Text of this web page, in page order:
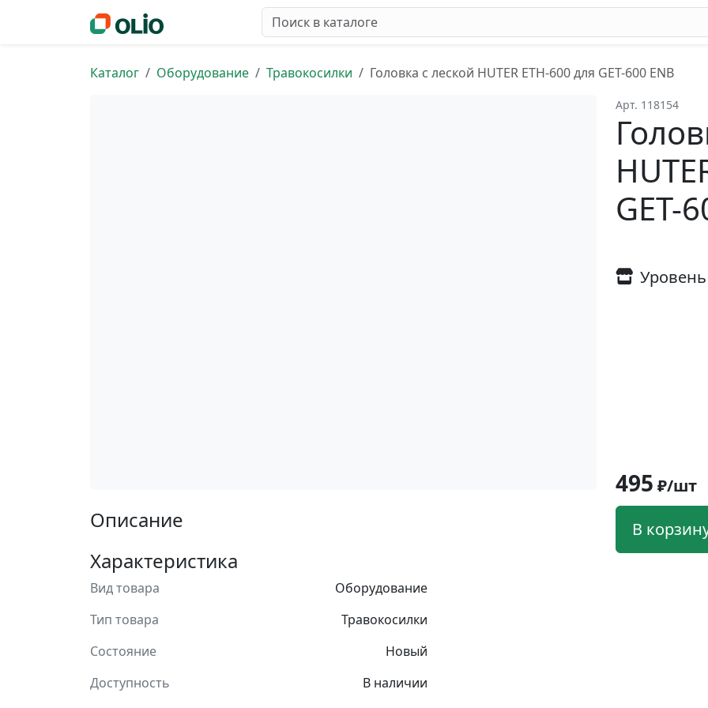
Каталог Оборудование Травокосилки Головка с леской HUTER ETH-600 для GET-600 ENB
Описание
Характеристика
Вид товара
Оборудование
Тип товара
Травокосилки
Состояние
Новый
Доступность
В наличии
Арт. 118154
GET-
495 ₽/шт
В